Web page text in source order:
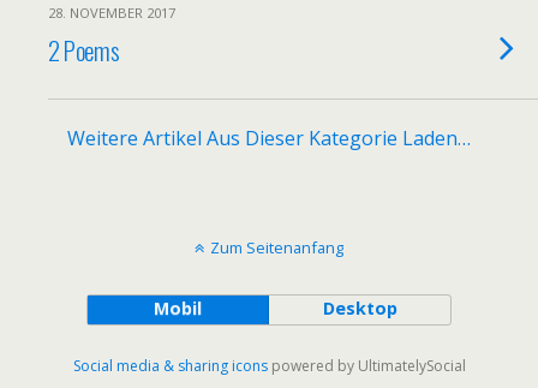
28. NOVEMBER 2017
2 Poems
Weitere Artikel Aus Dieser Kategorie Laden…
Zum Seitenanfang
Mobil Desktop
Social media & sharing icons powered by UltimatelySocial